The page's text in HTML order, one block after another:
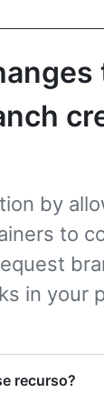
by
to
in your
recurso?